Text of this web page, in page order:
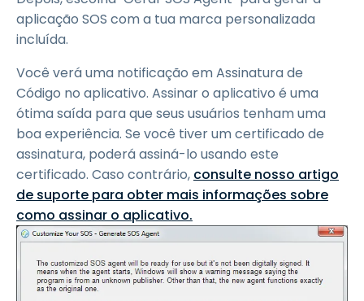
aplicação SOS com a tua marca personalizada
incluída.
Você verá uma notificação em Assinatura de
Código no aplicativo. Assinar o aplicativo é uma
ótima saída para que seus usuários tenham uma
boa experiência. Se você tiver um certificado de
assinatura, poderá assiná-lo usando este
certificado. Caso contrário, consulte nosso artigo
de suporte para obter mais informações sobre
como assinar o aplicativo.